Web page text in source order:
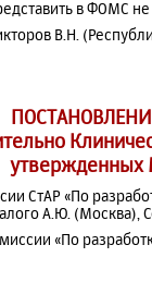
в ФОМС
В.Н.
утвержденных
СтАР «По
А.Ю. (Москва),
«По